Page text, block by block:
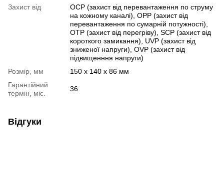
Захист від
OCP (захист від перевантаження по струму
на кожному каналі), OPP (захист від
перевантаження по сумарній потужності),
OTP (захист від перегріву), SCP (захист від
короткого замикання), UVP (захист від
зниженої напруги), OVP (захист від
підвищенння напруги)
Розмір, мм
150 x 140 x 86 мм
Гарантійний
термін, міс.
36
Відгуки